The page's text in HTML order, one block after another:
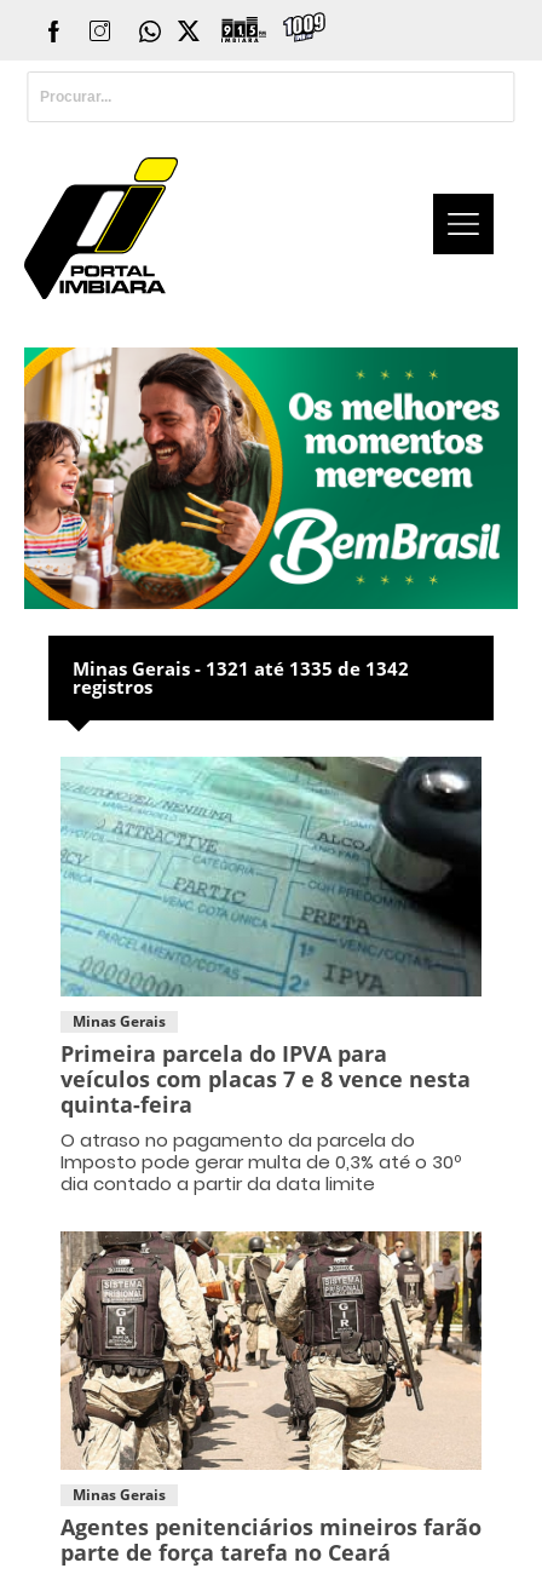
Minas Gerais - 1321 até 1335 de 1342
registros
Minas Gerais
Primeira parcela do IPVA para
veículos com placas 7 e 8 vence nesta
quinta-feira
O atraso no pagamento da parcela do
Imposto pode gerar multa de 0,3% até o 30º
dia contado a partir da data limite
Minas Gerais
Agentes penitenciários mineiros farão
parte de força tarefa no Ceará